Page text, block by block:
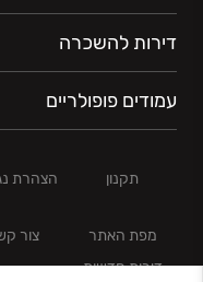
דירות להשכרה
עמודים פופולריים
תקנון הצהרת
מפת האתר
צור
דירות חדשות